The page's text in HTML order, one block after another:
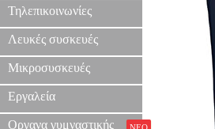
Τηλεπικοινωνίες
Λευκές συσκευές
Μικροσυσκευές
Εργαλεία
Οργανα γυμναστικής